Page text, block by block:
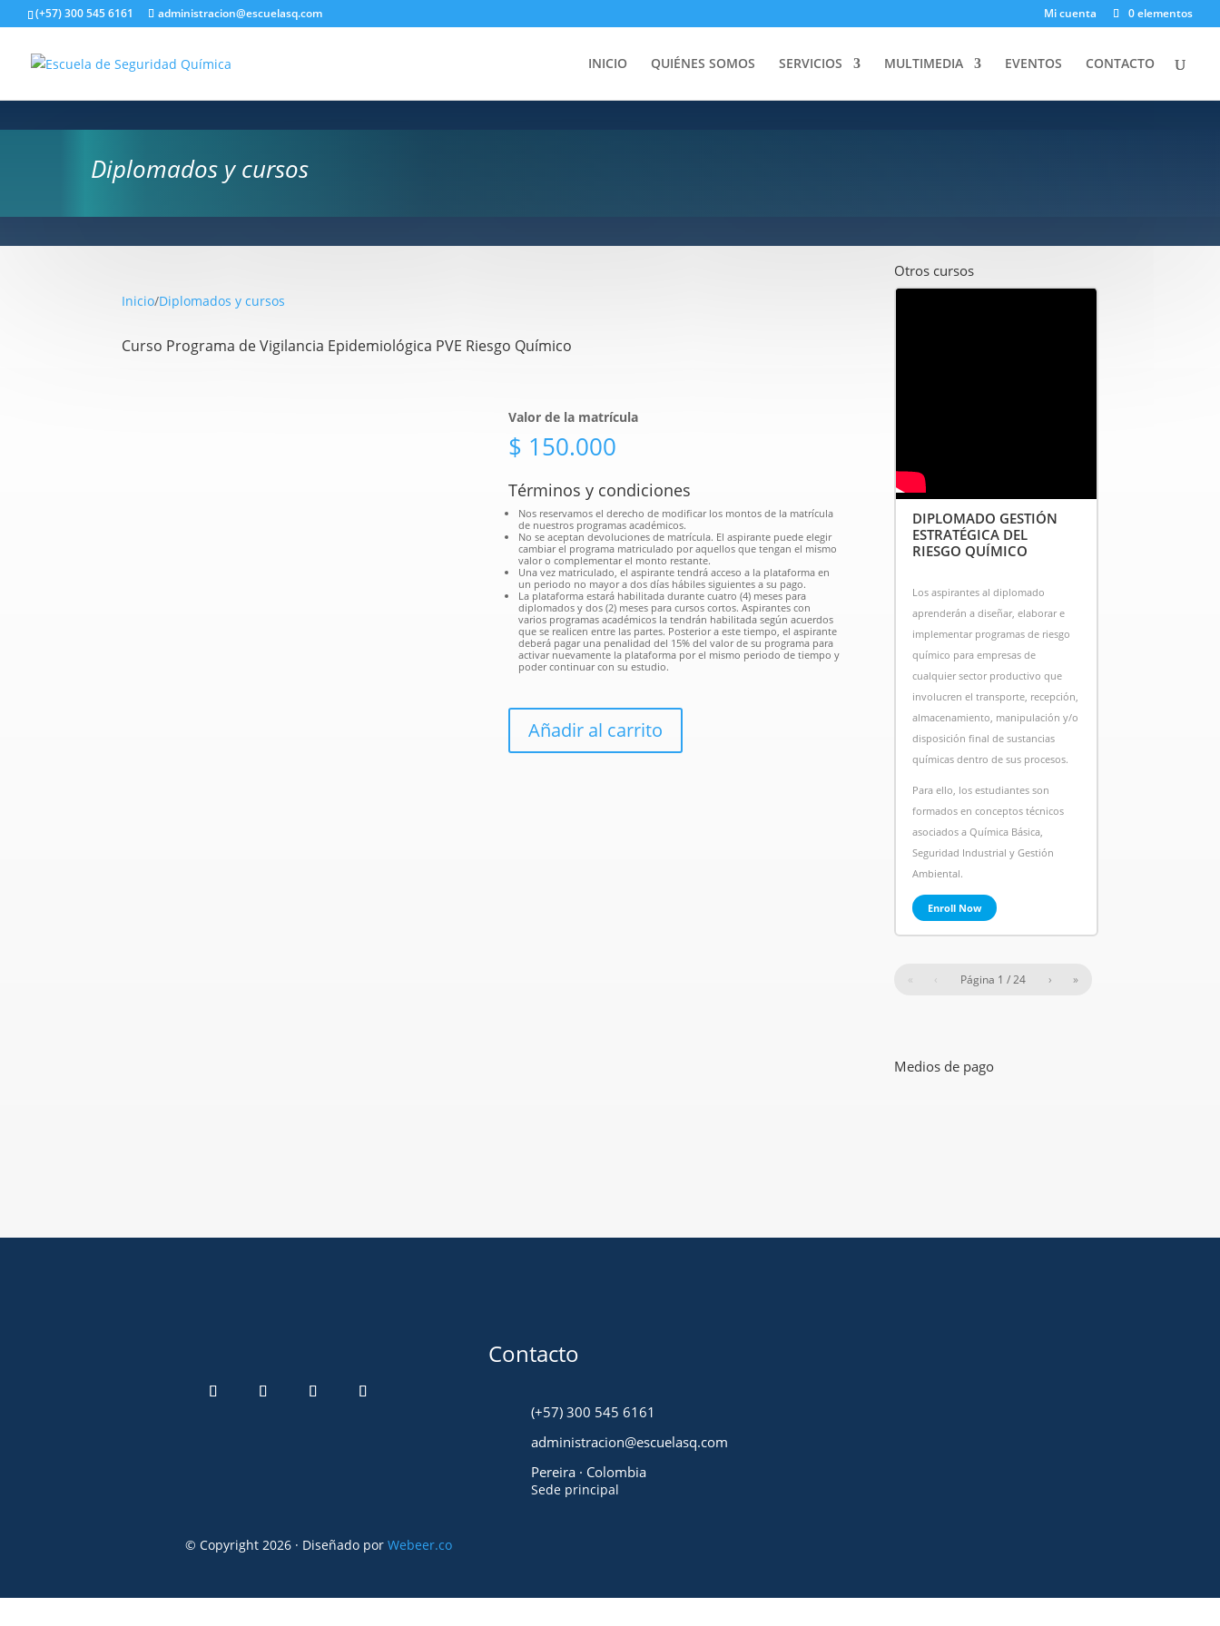
(+57) 300 545 6161 administracion@escuelasq.com Mi cuenta 0 elementos
INICIO QUIÉNES SOMOS SERVICIOS MULTIMEDIA EVENTOS CONTACTO
Diplomados y cursos
Inicio/Diplomados y cursos
Curso Programa de Vigilancia Epidemiológica PVE Riesgo Químico
Valor de la matrícula
$ 150.000
Términos y condiciones
Nos reservamos el derecho de modificar los montos de la matrícula
de nuestros programas académicos.
No se aceptan devoluciones de matrícula. El aspirante puede elegir
cambiar el programa matriculado por aquellos que tengan el mismo
valor o complementar el monto restante.
Una vez matriculado, el aspirante tendrá acceso a la plataforma en
un periodo no mayor a dos días hábiles siguientes a su pago.
La plataforma estará habilitada durante cuatro (4) meses para
diplomados y dos (2) meses para cursos cortos. Aspirantes con
varios programas académicos la tendrán habilitada según acuerdos
que se realicen entre las partes. Posterior a este tiempo, el aspirante
deberá pagar una penalidad del 15% del valor de su programa para
activar nuevamente la plataforma por el mismo periodo de tiempo y
poder continuar con su estudio.
Añadir al carrito
Otros cursos
DIPLOMADO GESTIÓN
ESTRATÉGICA DEL
RIESGO QUÍMICO
Los aspirantes al diplomado
aprenderán a diseñar, elaborar e
implementar programas de riesgo
químico para empresas de
cualquier sector productivo que
involucren el transporte, recepción,
almacenamiento, manipulación y/o
disposición final de sustancias
químicas dentro de sus procesos.
Para ello, los estudiantes son
formados en conceptos técnicos
asociados a Química Básica,
Seguridad Industrial y Gestión
Ambiental.
Enroll Now
« ‹ › »
Página 1 /24
Medios de pago
© Copyright 2026 · Diseñado porWebeer.co
Contacto
(+57) 300 545 6161
administracion@escuelasq.com
Pereira · Colombia
Sede principal